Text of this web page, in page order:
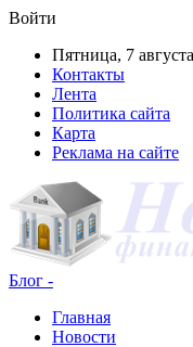
Войти
Пятница, 7
Контакты
Лента
Политика сайта
Карта
Реклама на сайте
Блог -
Главная
Новости